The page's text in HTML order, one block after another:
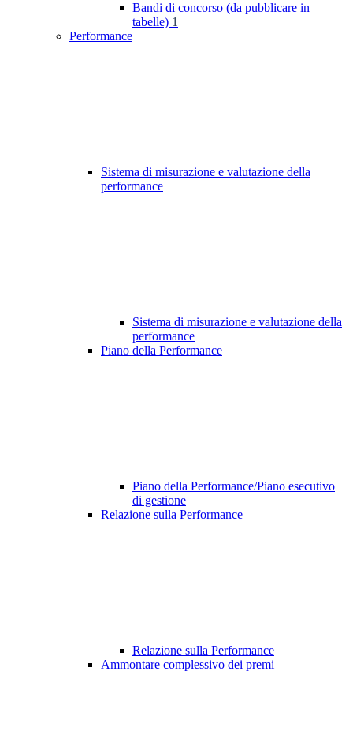
Bandi di concorso (da pubblicare in
tabelle) 1
Performance
Sistema di misurazione e valutazione della
performance
Sistema di misurazione e valutazione della
performance
Piano della Performance
Piano della Performance/Piano esecutivo
di gestione
Relazione sulla Performance
Relazione sulla Performance
Ammontare complessivo dei premi